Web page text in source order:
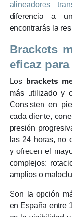
alineadores
diferencia a
encontrarás la
Brackets
eficaz
Los brackets
más utilizado y
Consisten en
cada diente,
presión
las 24 horas, no
y ofrecen el
complejos:
amplios o
Son la opción
en España entre